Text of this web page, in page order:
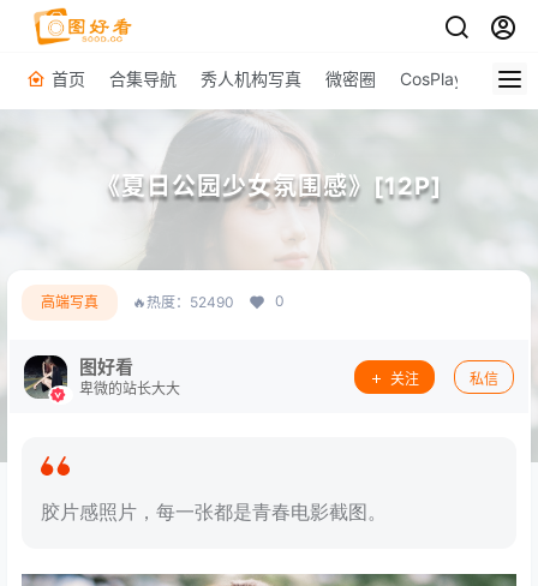
首页 合集导航 秀人机构写真 微密圈 CosPlay 原图
《夏日公园少女氛围感》[12P]
高端写真 🔥热度：52490 0
图好看
卑微的站长大大
关注 私信
胶片感照片，每一张都是青春电影截图。